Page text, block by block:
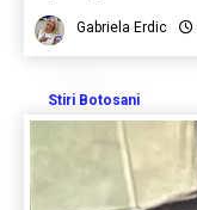
Gabriela Erdic
Stiri Botosani